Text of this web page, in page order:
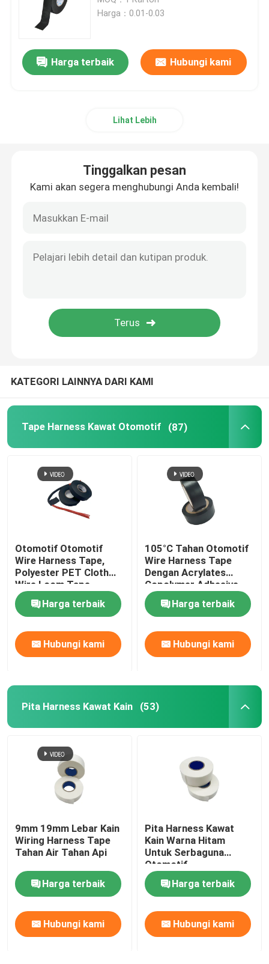
Pita Harness Kawat Kain
Pita Pembungkus Harness Kawat
Pita Pengkabelan Fleece
Pita PVC isolasi
Pita PVC Mudah Sobek
Selotip Tidak Ada Residu
Harga：0.01-0.03
Harga terbaik Hubungi kami
Lihat Lebih
Tinggalkan pesan
Kami akan segera menghubungi Anda kembali!
KATEGORI LAINNYA DARI KAMI
Tape Harness Kawat Otomotif (87)
Otomotif Otomotif
Wire Harness Tape,
Polyester PET Cloth
Wire Loom Tape
Harga terbaik
Hubungi kami
105°C Tahan Otomotif
Wire Harness Tape
Dengan Acrylates
Copolymer Adhesive
1.5N/cm
Harga terbaik
Hubungi kami
Pita Harness Kawat Kain (53)
9mm 19mm Lebar Kain
Wiring Harness Tape
Tahan Air Tahan Api
Harga terbaik
Hubungi kami
Pita Harness Kawat
Kain Warna Hitam
Untuk Serbaguna
Otomotif
Harga terbaik
Hubungi kami